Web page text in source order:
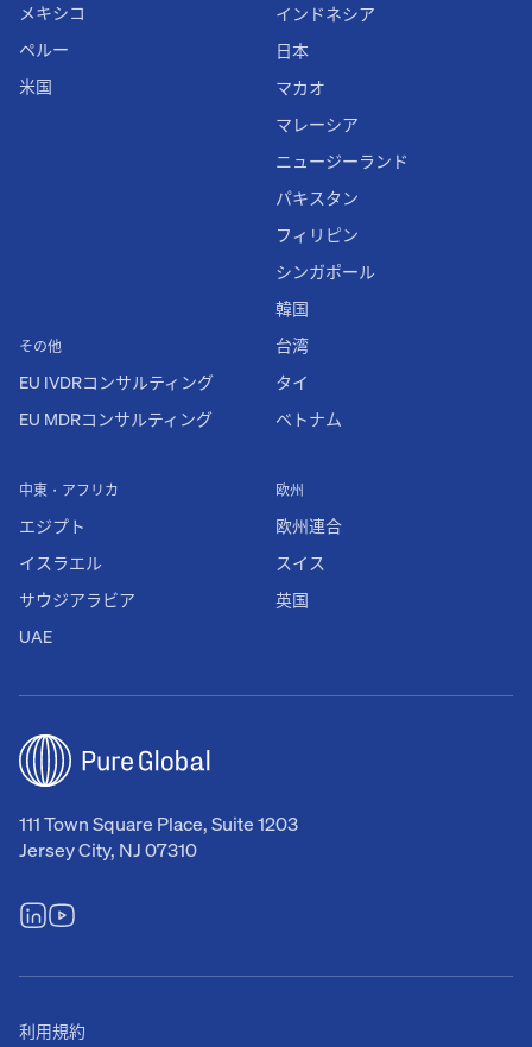
111 Town Square Place, Suite 1203
Jersey City, NJ 07310
メキシコ
ペルー
米国
その他
EU IVDRコンサルティング
EU MDRコンサルティング
欧州
欧州連合
スイス
英国
中東・アフリカ
エジプト
イスラエル
サウジアラビア
UAE
インドネシア
日本
マカオ
マレーシア
ニュージーランド
パキスタン
フィリピン
シンガポール
韓国
台湾
タイ
ベトナム
利用規約